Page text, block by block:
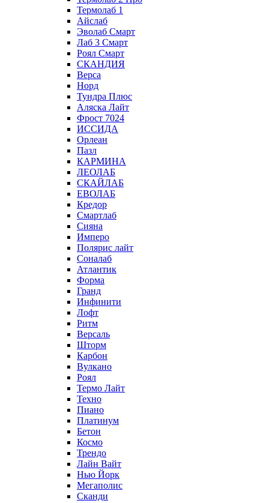
Термолаб 1
Айслаб
Эволаб Смарт
Лаб 3 Смарт
Роял Смарт
СКАНДИЯ
Верса
Норд
Тундра Плюс
Аляска Лайт
Фрост 7024
ИССИДА
Орлеан
Пазл
КАРМИНА
ЛЕОЛАБ
СКАЙЛАБ
ЕВОЛАБ
Кредор
Смартлаб
Сияна
Имперо
Полярис лайт
Соналаб
Атлантик
Форма
Гранд
Инфинити
Лофт
Ритм
Версаль
Шторм
Карбон
Вулкано
Роял
Термо Лайт
Техно
Пиано
Платинум
Бетон
Космо
Трендо
Лайн Вайт
Нью Йорк
Мегаполис
Сканди